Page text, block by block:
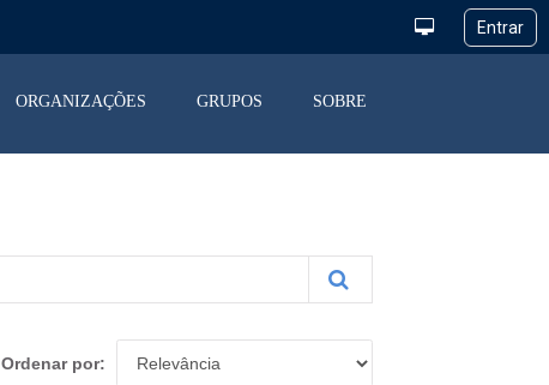
ORGANIZAÇÕES GRUPOS SOBRE
Ordenar por